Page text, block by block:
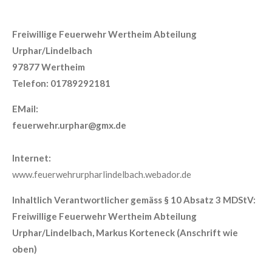
Freiwillige Feuerwehr Wertheim Abteilung
Urphar/Lindelbach
97877 Wertheim
Telefon: 01789292181
EMail:
feuerwehr.urphar@gmx.de
Internet:
www.feuerwehrurpharlindelbach.webador.de
Inhaltlich Verantwortlicher gemäss § 10 Absatz 3 MDStV:
Freiwillige Feuerwehr Wertheim Abteilung
Urphar/Lindelbach, Markus Korteneck (Anschrift wie
oben)